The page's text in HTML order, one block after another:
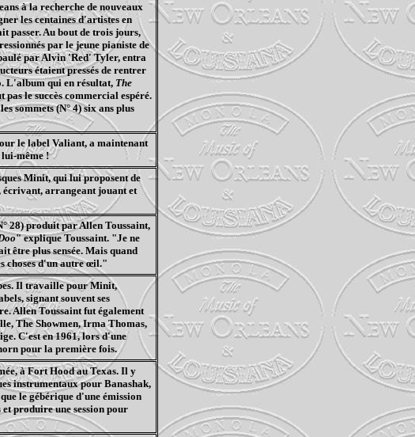
à la recherche de nouveaux
les centaines d'artistes en
passer. Au bout de trois jours,
par le jeune pianiste de
par Alvin 'Red' Tyler, entra
étaient pressés de rentrer
L'album qui en résultat, The
pas le succès commercial espéré.
sommets (N° 4) six ans plus
le labelValiant, a maintenant
même !
Minit, qui lui proposent de
écrivant, arrangeant jouant et
28) produit par Allen Toussaint,
" explique Toussaint. "Je ne
être plus sensée. Mais quand
choses d'un autre œil."
Il travaille pourMinit,
signant souvent ses
Allen Toussaint fut également
TheShowmen, Irma Thomas,
. C'est en 1961, lors d'une
pour la première fois.
à Fort Hood au Texas. Il y
instrumentaux pour Banashak,
legébériqued'une émission
et produire une session pour